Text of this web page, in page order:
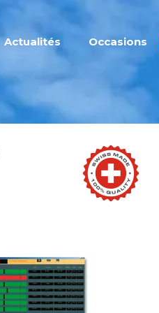
Actualités Occasions